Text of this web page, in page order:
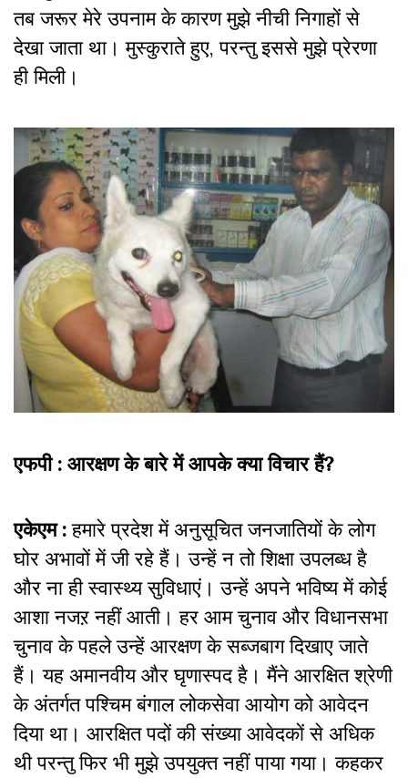
तब जरूर मेरे उपनाम के कारण मुझे नीची निगाहों से
देखा जाता था। मुस्कुराते हुए, परन्तु इससे मुझे प्रेरणा
ही मिली।
एफपी : आरक्षण के बारे में आपके क्या विचार हैं?
एकेएम :हमारे प्रदेश में अनुसूचित जनजातियों के लोग
घोर अभावों में जी रहे हैं। उन्हें न तो शिक्षा उपलब्ध है
और ना ही स्वास्थ्य सुविधाएं। उन्हें अपने भविष्य में कोई
आशा नजऱ नहीं आती। हर आम चुनाव और विधानसभा
चुनाव के पहले उन्हें आरक्षण के सब्जबाग दिखाए जाते
हैं। यह अमानवीय और घृणास्पद है। मैंने आरक्षित श्रेणी
के अंतर्गत पश्चिम बंगाल लोकसेवा आयोग को आवेदन
दिया था। आरक्षित पदों की संख्या आवेदकों से अधिक
थी परन्तु फिर भी मुझे उपयुक्त नहीं पाया गया। कहकर